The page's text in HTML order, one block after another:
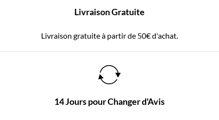
Livraison Gratuite
Livraison gratuite à partir de 50€ d'achat.
14 Jours pour Changer d'Avis